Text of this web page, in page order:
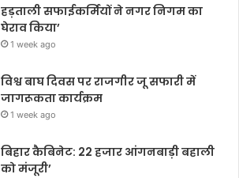
हड़ताली सफाईकर्मियों ने नगर निगम का
घेराव किया’
1 week ago
विश्व बाघ दिवस पर राजगीर जू सफारी में
जागरूकता कार्यक्रम
1 week ago
बिहार कैबिनेट: 22 हजार आंगनबाड़ी बहाली
को मंजूरी’